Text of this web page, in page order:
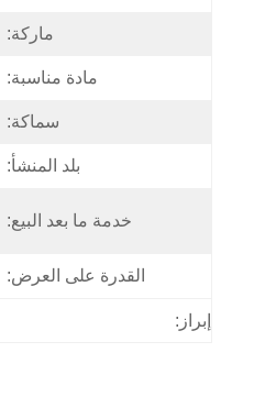
ماركة:
مادة مناسبة:
سماكة:
بلد المنشأ:
خدمة ما بعد البيع:
القدرة على العرض:
إبراز: